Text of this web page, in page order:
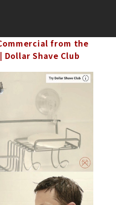
from the
Dollar Shave Club